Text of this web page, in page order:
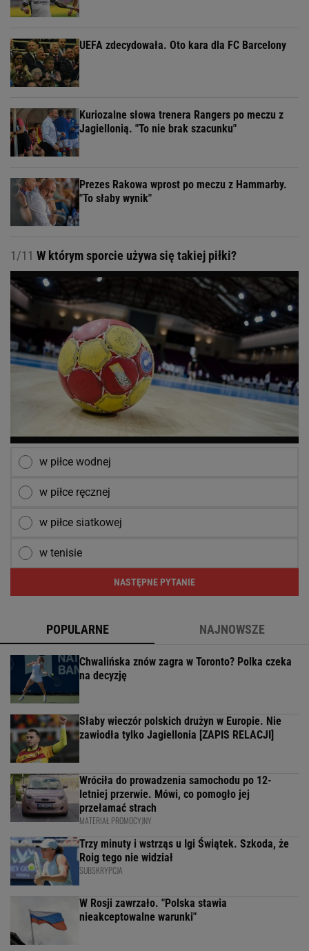
UEFA zdecydowała. Oto kara dla FC Barcelony
Kuriozalne słowa trenera Rangers po meczu z
Jagiellonią. "To nie brak szacunku"
Prezes Rakowa wprost po meczu z Hammarby.
"To słaby wynik"
1/11 W którym sporcie używa się takiej piłki?
w piłce wodnej
w piłce ręcznej
w piłce siatkowej
w tenisie
NASTĘPNE PYTANIE
POPULARNE NAJNOWSZE
Chwalińska znów zagra w Toronto? Polka czeka
na decyzję
Słaby wieczór polskich drużyn w Europie. Nie
zawiodła tylko Jagiellonia [ZAPIS RELACJI]
Wróciła do prowadzenia samochodu po 12-
letniej przerwie. Mówi, co pomogło jej
przełamać strach
MATERIAŁ PROMOCYJNY
Trzy minuty i wstrząs u Igi Świątek. Szkoda, że
Roig tego nie widział
SUBSKRYPCJA
W Rosji zawrzało. "Polska stawia
nieakceptowalne warunki"